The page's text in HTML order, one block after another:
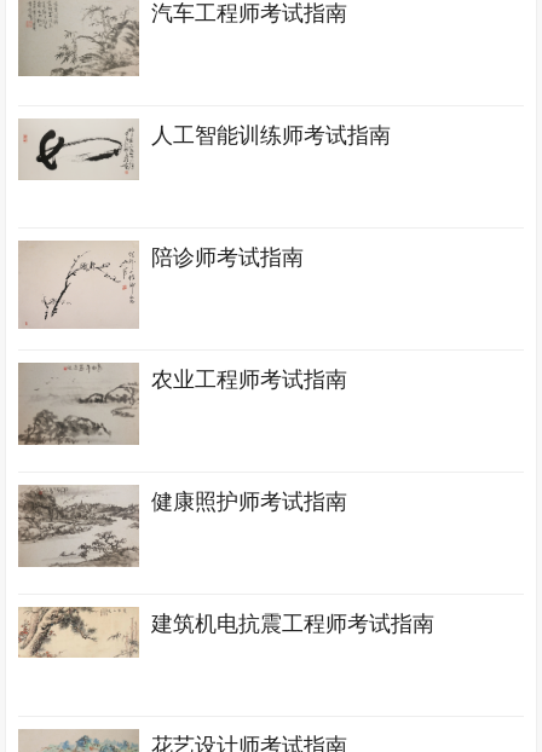
汽车工程师考试指南
人工智能训练师考试指南
陪诊师考试指南
农业工程师考试指南
健康照护师考试指南
建筑机电抗震工程师考试指南
花艺设计师考试指南